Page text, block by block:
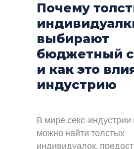
Почему
выбирают
бюджетный
и как это
индустрию
В мире секс-
можно найти толстых